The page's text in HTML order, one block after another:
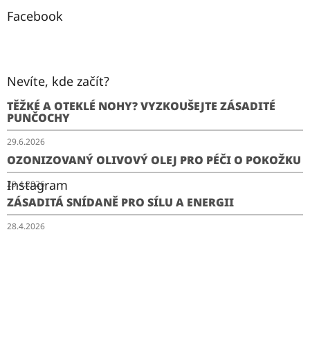
Facebook
Nevíte, kde začít?
TĚŽKÉ A OTEKLÉ NOHY? VYZKOUŠEJTE ZÁSADITÉ
PUNČOCHY
29.6.2026
OZONIZOVANÝ OLIVOVÝ OLEJ PRO PÉČI O POKOŽKU
29.4.2026
ZÁSADITÁ SNÍDANĚ PRO SÍLU A ENERGII
28.4.2026
Instagram